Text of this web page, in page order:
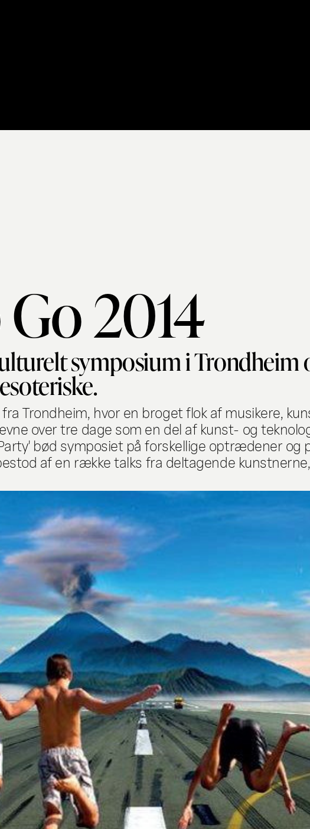
2014
symposium i Trondheim
Trondheim, hvor en broget flok af musikere,
over tre dage som en del af kunst- og
bød symposiet på forskellige optrædener og
af en række talks fra deltagende